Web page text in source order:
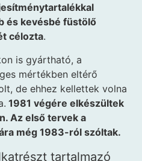
és kevésbé füstölő
célozta.
is gyártható, a
mértékben eltérő
de ehhez kellettek volna
1981 végére elkészültek
Az első tervek a
még 1983-ról szóltak.
tartalmazó